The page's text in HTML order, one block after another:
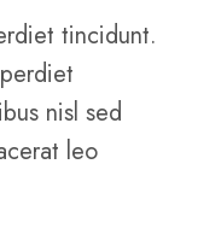
tincidunt.
nisl sed
leo